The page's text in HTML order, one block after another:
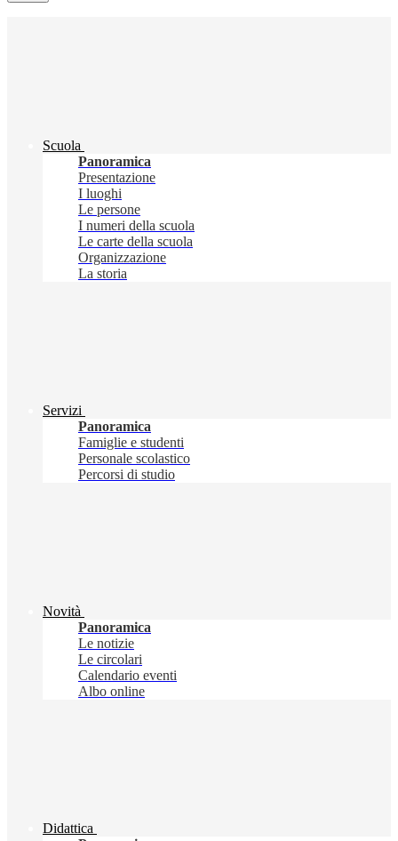
Scuola
Panoramica
Presentazione
I luoghi
Le persone
I numeri della scuola
Le carte della scuola
Organizzazione
La storia
Servizi
Panoramica
Famiglie e studenti
Personale scolastico
Percorsi di studio
Novità
Panoramica
Le notizie
Le circolari
Calendario eventi
Albo online
Didattica